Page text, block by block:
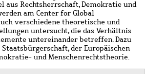
aus Rechtsherrschaft, Demokratie und
am Center for Global
verschiedene theoretische und
untersucht, die das Verhältnis
untereinander betreffen. Dazu
der Europäischen
und Menschenrechtstheorie.